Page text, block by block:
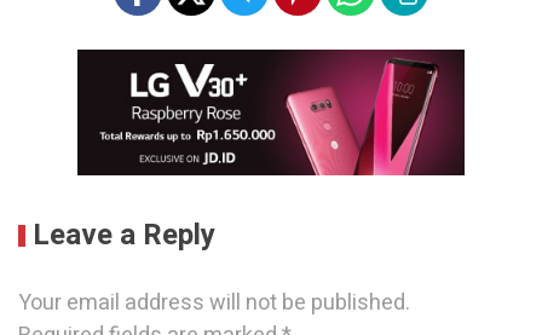
Leave a Reply
Your email address will not be published.